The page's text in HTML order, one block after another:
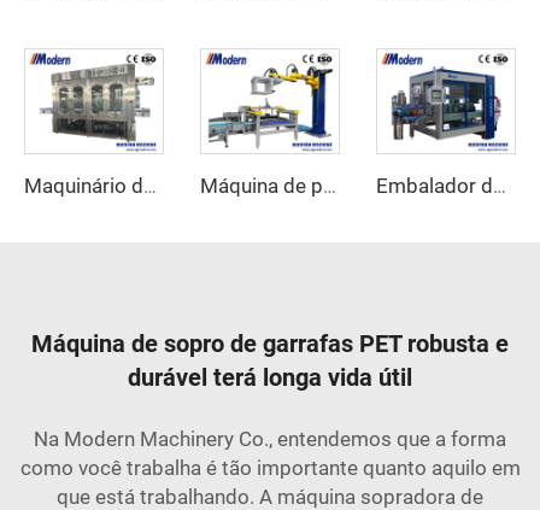
Maquinário de envase de suco Máquina de paletização automática Embalador de caixas automático
Máquina de sopro de garrafas PET robusta e
durável terá longa vida útil
Na Modern Machinery Co., entendemos que a forma
como você trabalha é tão importante quanto aquilo em
que está trabalhando. A máquina sopradora de